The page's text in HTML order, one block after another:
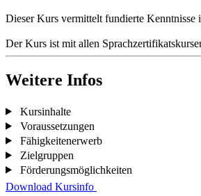
Dieser Kurs vermittelt fundierte Kenntnisse
Der Kurs ist mit allen
Weitere Infos
Kursinhalte
Voraussetzungen
Fähigkeitenerwerb
Zielgruppen
Förderungsmöglichkeiten
Download Kursinfo